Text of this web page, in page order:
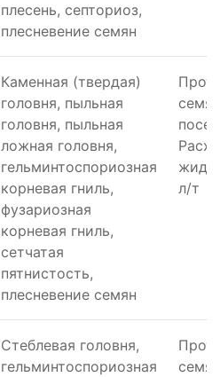
плесень, септориоз,
плесневение семян
Каменная (твердая)
головня, пыльная
головня, пыльная
ложная головня,
гельминтоспориозная
корневая гниль,
фузариозная
корневая гниль,
сетчатая
пятнистость,
плесневение семян
л/т
Стеблевая головня,
гельминтоспориозная